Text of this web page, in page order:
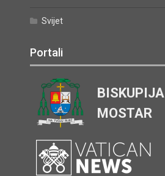
Svijet
Portali
BISKUPIJA
MOSTAR